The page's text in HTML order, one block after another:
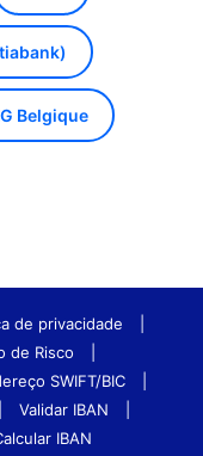
Belgique
de privacidade
de Risco
SWIFT/BIC
Validar IBAN
IBAN